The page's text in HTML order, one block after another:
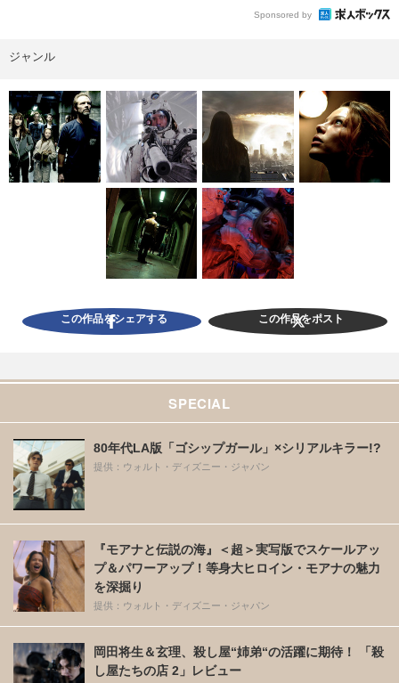
Sponsored by
ジャンル
この作品をシェアする この作品をポスト
SPECIAL
80年代LA版「ゴシップガール」×シリアルキラー!?
提供：ウォルト・ディズニー・ジャパン
『モアナと伝説の海』＜超＞実写版でスケールアッ
プ＆パワーアップ！等身大ヒロイン・モアナの魅力
を深掘り
提供：ウォルト・ディズニー・ジャパン
岡田将生＆玄理、殺し屋“姉弟“の活躍に期待！ 「殺
し屋たちの店 2」レビュー